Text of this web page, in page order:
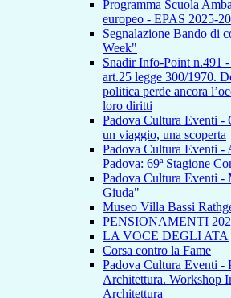
Programma Scuola
europeo - EPAS 2025-
Segnalazione Bando di
Week"
Snadir Info-Point n.491
art.25 legge 300/1970.
politica perde ancora
loro diritti
Padova Cultura Eventi
un viaggio, una scoperta
Padova Cultura Eventi -
Padova: 69ª Stagione
Padova Cultura Eventi -
Giuda"
Museo Villa Bassi
PENSIONAMENTI
LA VOCE DEGLI ATA
Corsa contro la Fame
Padova Cultura Eventi -
Architettura. Workshop
Architettura